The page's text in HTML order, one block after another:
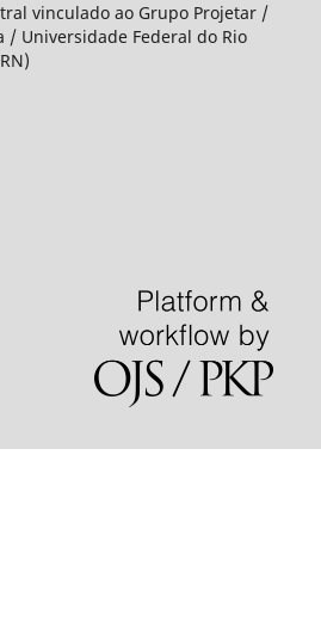
vinculado ao Grupo Projetar /
/ Universidade Federal do Rio